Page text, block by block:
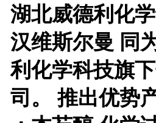
湖北威德利化
汉维斯尔曼 同
利化学科技旗
司。推出优势